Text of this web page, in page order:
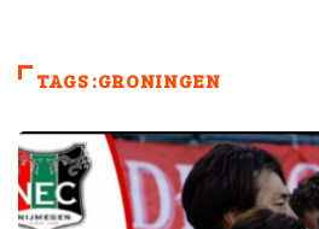
TAGS :GRONINGEN